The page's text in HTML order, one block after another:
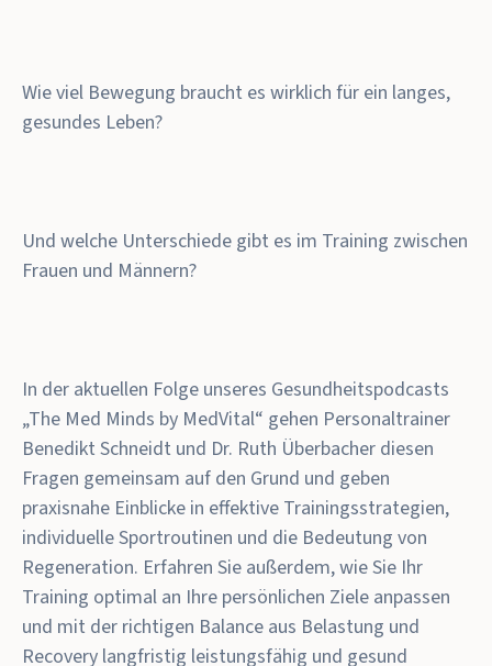
Wie viel Bewegung braucht es wirklich für ein langes,
gesundes Leben?
Und welche Unterschiede gibt es im Training zwischen
Frauen und Männern?
In der aktuellen Folge unseres Gesundheitspodcasts
„The Med Minds by MedVital“ gehen Personaltrainer
Benedikt Schneidt und Dr. Ruth Überbacher diesen
Fragen gemeinsam auf den Grund und geben
praxisnahe Einblicke in effektive Trainingsstrategien,
individuelle Sportroutinen und die Bedeutung von
Regeneration. Erfahren Sie außerdem, wie Sie Ihr
Training optimal an Ihre persönlichen Ziele anpassen
und mit der richtigen Balance aus Belastung und
Recovery langfristig leistungsfähig und gesund